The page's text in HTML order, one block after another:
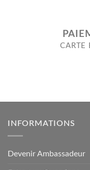
CARTE
INFORMATIONS
Devenir Ambassadeur